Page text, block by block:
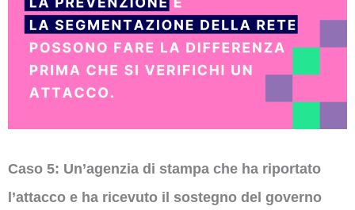
Caso 5: Un’agenzia di stampa che ha riportato
l’attacco e ha ricevuto il sostegno del governo